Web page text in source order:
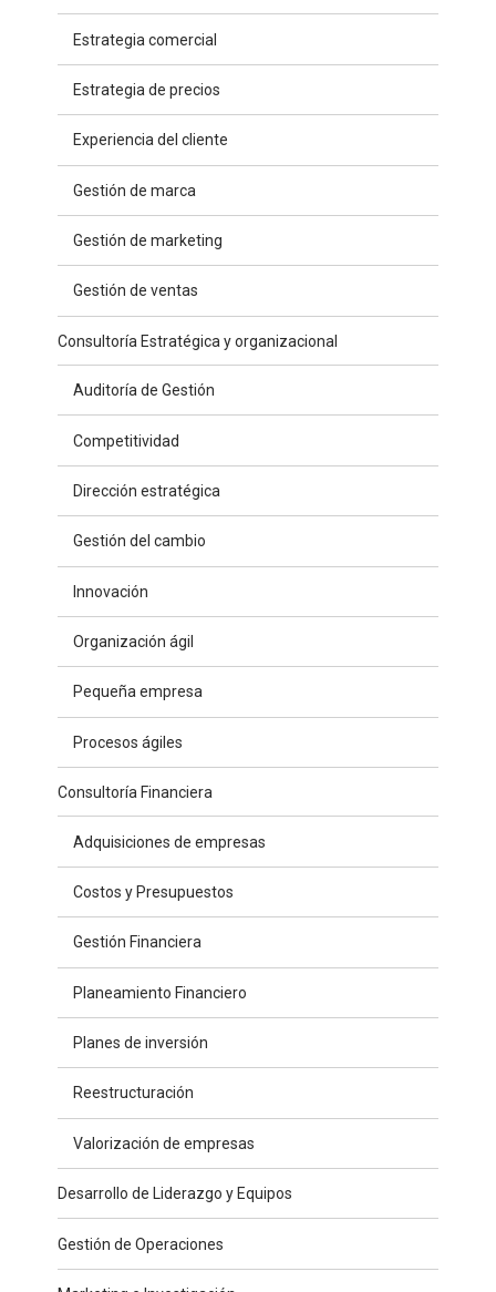
Estrategia comercial
Estrategia de precios
Experiencia del cliente
Gestión de marca
Gestión de marketing
Gestión de ventas
Consultoría Estratégica y organizacional
Auditoría de Gestión
Competitividad
Dirección estratégica
Gestión del cambio
Innovación
Organización ágil
Pequeña empresa
Procesos ágiles
Consultoría Financiera
Adquisiciones de empresas
Costos y Presupuestos
Gestión Financiera
Planeamiento Financiero
Planes de inversión
Reestructuración
Valorización de empresas
Desarrollo de Liderazgo y Equipos
Gestión de Operaciones